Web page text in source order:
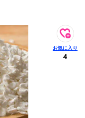
4